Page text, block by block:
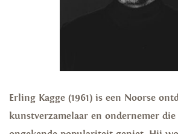
Erling Kagge (1961) is een Noorse
kunstverzamelaar en ondernemer